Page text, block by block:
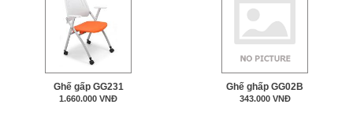
Ghế gấp GG231
1.660.000 VNĐ
Ghế ghấp GG02B
343.000 VNĐ